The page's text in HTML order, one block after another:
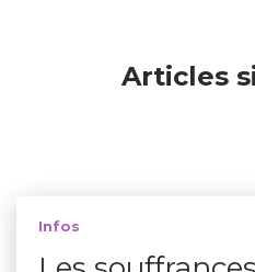
Articles
Infos